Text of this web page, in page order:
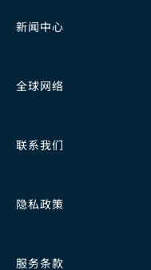
新闻中心
全球网络
联系我们
隐私政策
服务条款